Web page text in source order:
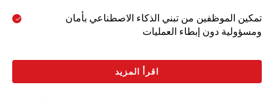
تمكين الموظفين من تبني الذكاء الاصطناعي بأمان
ومسؤولية دون إبطاء العمليات
اقرأ المزيد